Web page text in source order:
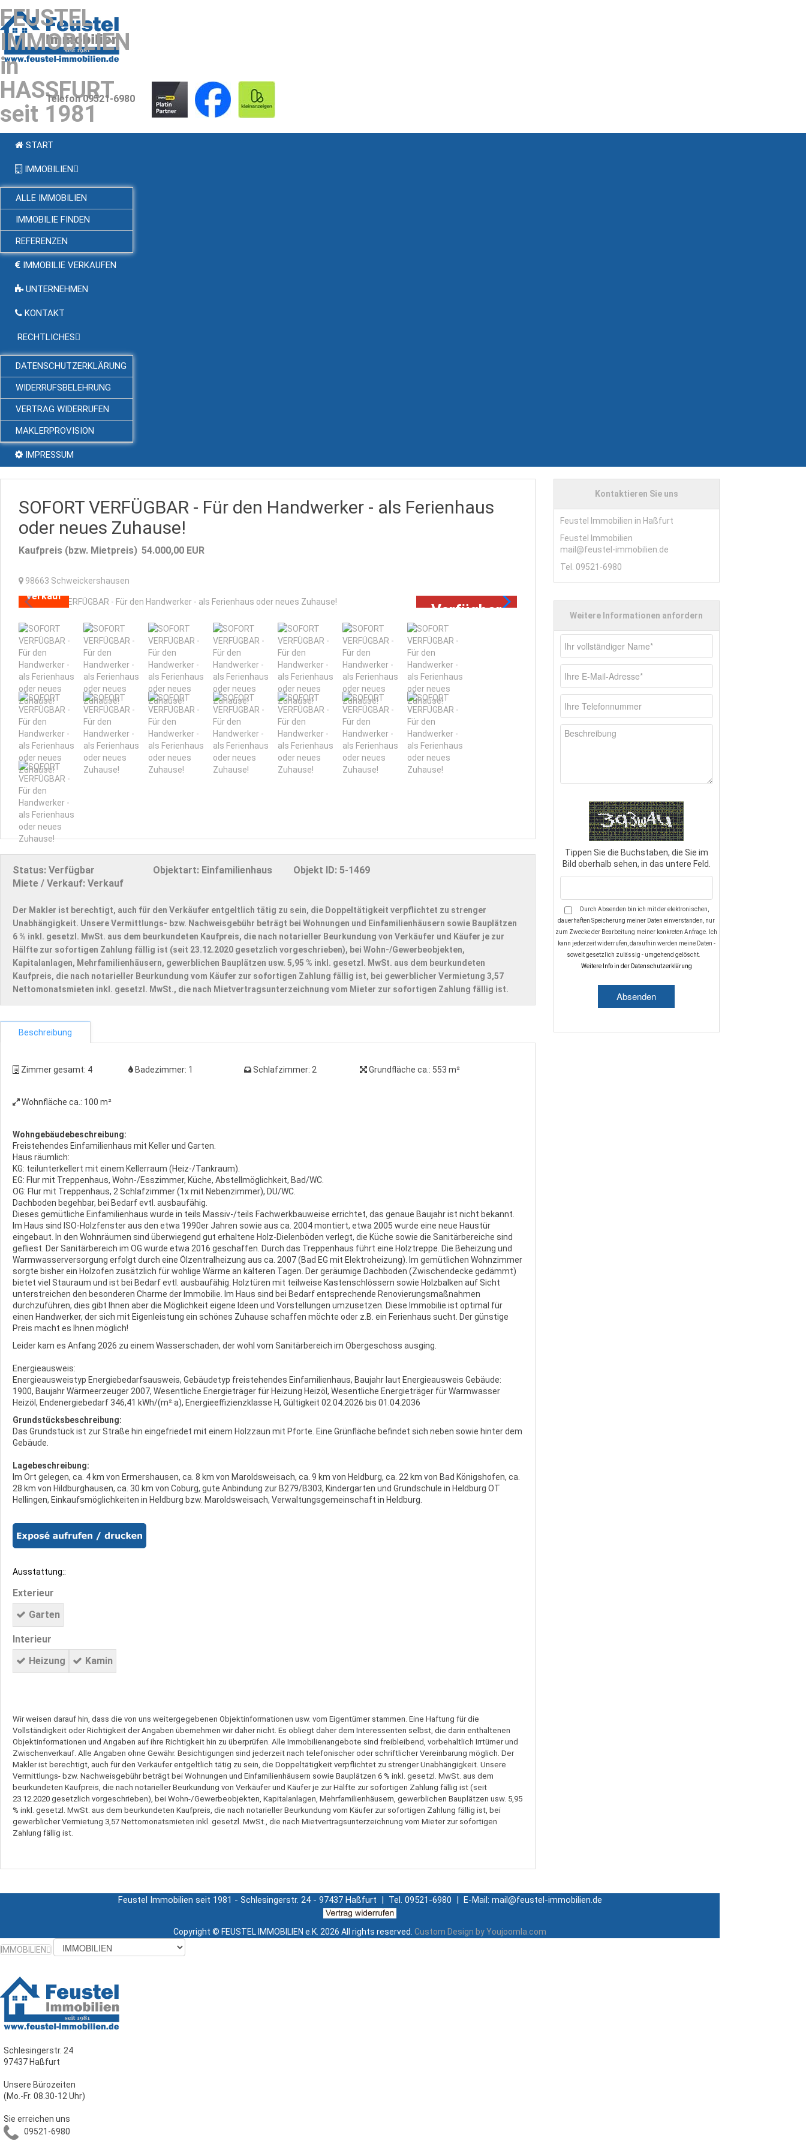
FEUSTEL
IMMOBILIEN
in
HASSFURT
seit 1981
Telefon 09521-6980
START
IMMOBILIEN
ALLE IMMOBILIEN
IMMOBILIE FINDEN
REFERENZEN
IMMOBILIE VERKAUFEN
UNTERNEHMEN
KONTAKT
RECHTLICHES
DATENSCHUTZERKLÄRUNG
WIDERRUFSBELEHRUNG
VERTRAG WIDERRUFEN
MAKLERPROVISION
IMPRESSUM
SOFORT VERFÜGBAR - Für den Handwerker - als Ferienhaus
oder neues Zuhause!
Kaufpreis (bzw. Mietpreis) 54.000,00 EUR
98663 Schweickershausen
Verkauf
Verfügbar
Status: Verfügbar Objektart: Einfamilienhaus Objekt ID: 5-1469
Miete / Verkauf: Verkauf
Der Makler ist berechtigt, auch für den Verkäufer entgeltlich tätig zu sein, die Doppeltätigkeit verpflichtet zu strenger
Unabhängigkeit. Unsere Vermittlungs- bzw. Nachweisgebühr beträgt bei Wohnungen und Einfamilienhäusern sowie Bauplätzen
6 % inkl. gesetzl. MwSt. aus dem beurkundeten Kaufpreis, die nach notarieller Beurkundung von Verkäufer und Käufer je zur
Hälfte zur sofortigen Zahlung fällig ist (seit 23.12.2020 gesetzlich vorgeschrieben), bei Wohn-/Gewerbeobjekten,
Kapitalanlagen, Mehrfamilienhäusern, gewerblichen Bauplätzen usw. 5,95 % inkl. gesetzl. MwSt. aus dem beurkundeten
Kaufpreis, die nach notarieller Beurkundung vom Käufer zur sofortigen Zahlung fällig ist, bei gewerblicher Vermietung 3,57
Nettomonatsmieten inkl. gesetzl. MwSt., die nach Mietvertragsunterzeichnung vom Mieter zur sofortigen Zahlung fällig ist.
Beschreibung
Zimmer gesamt: 4 Badezimmer: 1 Schlafzimmer: 2 Grundfläche ca.: 553 m²
Wohnfläche ca.: 100 m²
Wohngebäudebeschreibung:
Freistehendes Einfamilienhaus mit Keller und Garten.
Haus räumlich:
KG: teilunterkellert mit einem Kellerraum (Heiz-/Tankraum).
EG: Flur mit Treppenhaus, Wohn-/Esszimmer, Küche, Abstellmöglichkeit, Bad/WC.
OG: Flur mit Treppenhaus, 2 Schlafzimmer (1x mit Nebenzimmer), DU/WC.
Dachboden begehbar, bei Bedarf evtl. ausbaufähig.
Dieses gemütliche Einfamilienhaus wurde in teils Massiv-/teils Fachwerkbauweise errichtet, das genaue Baujahr ist nicht bekannt.
Im Haus sind ISO-Holzfenster aus den etwa 1990er Jahren sowie aus ca. 2004 montiert, etwa 2005 wurde eine neue Haustür
eingebaut. In den Wohnräumen sind überwiegend gut erhaltene Holz-Dielenböden verlegt, die Küche sowie die Sanitärbereiche sind
gefliest. Der Sanitärbereich im OG wurde etwa 2016 geschaffen. Durch das Treppenhaus führt eine Holztreppe. Die Beheizung und
Warmwasserversorgung erfolgt durch eine Ölzentralheizung aus ca. 2007 (Bad EG mit Elektroheizung). Im gemütlichen Wohnzimmer
sorgte bisher ein Holzofen zusätzlich für wohlige Wärme an kälteren Tagen. Der geräumige Dachboden (Zwischendecke gedämmt)
bietet viel Stauraum und ist bei Bedarf evtl. ausbaufähig. Holztüren mit teilweise Kastenschlössern sowie Holzbalken auf Sicht
unterstreichen den besonderen Charme der Immobilie. Im Haus sind bei Bedarf entsprechende Renovierungsmaßnahmen
durchzuführen, dies gibt Ihnen aber die Möglichkeit eigene Ideen und Vorstellungen umzusetzen. Diese Immobilie ist optimal für
einen Handwerker, der sich mit Eigenleistung ein schönes Zuhause schaffen möchte oder z.B. ein Ferienhaus sucht. Der günstige
Preis macht es Ihnen möglich!
Leider kam es Anfang 2026 zu einem Wasserschaden, der wohl vom Sanitärbereich im Obergeschoss ausging.
Energieausweis:
Energieausweistyp Energiebedarfsausweis, Gebäudetyp freistehendes Einfamilienhaus, Baujahr laut Energieausweis Gebäude:
1900, Baujahr Wärmeerzeuger 2007, Wesentliche Energieträger für Heizung Heizöl, Wesentliche Energieträger für Warmwasser
Heizöl, Endenergiebedarf 346,41 kWh/(m²·a), Energieeffizienzklasse H, Gültigkeit 02.04.2026 bis 01.04.2036
Grundstücksbeschreibung:
Das Grundstück ist zur Straße hin eingefriedet mit einem Holzzaun mit Pforte. Eine Grünfläche befindet sich neben sowie hinter dem
Gebäude.
Lagebeschreibung:
Im Ort gelegen, ca. 4 km von Ermershausen, ca. 8 km von Maroldsweisach, ca. 9 km von Heldburg, ca. 22 km von Bad Königshofen, ca.
28 km von Hildburghausen, ca. 30 km von Coburg, gute Anbindung zur B279/B303, Kindergarten und Grundschule in Heldburg OT
Hellingen, Einkaufsmöglichkeiten in Heldburg bzw. Maroldsweisach, Verwaltungsgemeinschaft in Heldburg.
Ausstattung::
Exterieur
Garten
Interieur
Heizung
Kamin
Wir weisen darauf hin, dass die von uns weitergegebenen Objektinformationen usw. vom Eigentümer stammen. Eine Haftung für die
Vollständigkeit oder Richtigkeit der Angaben übernehmen wir daher nicht. Es obliegt daher dem Interessenten selbst, die darin enthaltenen
Objektinformationen und Angaben auf ihre Richtigkeit hin zu überprüfen. Alle Immobilienangebote sind freibleibend, vorbehaltlich Irrtümer und
Zwischenverkauf. Alle Angaben ohne Gewähr. Besichtigungen sind jederzeit nach telefonischer oder schriftlicher Vereinbarung möglich. Der
Makler ist berechtigt, auch für den Verkäufer entgeltlich tätig zu sein, die Doppeltätigkeit verpflichtet zu strenger Unabhängigkeit. Unsere
Vermittlungs- bzw. Nachweisgebühr beträgt bei Wohnungen und Einfamilienhäusern sowie Bauplätzen 6 % inkl. gesetzl. MwSt. aus dem
beurkundeten Kaufpreis, die nach notarieller Beurkundung von Verkäufer und Käufer je zur Hälfte zur sofortigen Zahlung fällig ist (seit
23.12.2020 gesetzlich vorgeschrieben), bei Wohn-/Gewerbeobjekten, Kapitalanlagen, Mehrfamilienhäusern, gewerblichen Bauplätzen usw. 5,95
% inkl. gesetzl. MwSt. aus dem beurkundeten Kaufpreis, die nach notarieller Beurkundung vom Käufer zur sofortigen Zahlung fällig ist, bei
gewerblicher Vermietung 3,57 Nettomonatsmieten inkl. gesetzl. MwSt., die nach Mietvertragsunterzeichnung vom Mieter zur sofortigen
Zahlung fällig ist.
Kontaktieren Sie uns
Feustel Immobilien in Haßfurt
Feustel Immobilien
mail@feustel-immobilien.de
Tel. 09521-6980
Weitere Informationen anfordern
Tippen Sie die Buchstaben, die Sie im
Bild oberhalb sehen, in das untere Feld.
Durch Absenden bin ich mit der elektronischen,
dauerhaften Speicherung meiner Daten einverstanden, nur
zum Zwecke der Bearbeitung meiner konkreten Anfrage. Ich
kann jederzeit widerrufen, daraufhin werden meine Daten -
soweit gesetzlich zulässig - umgehend gelöscht.
Weitere Info in der Datenschutzerklärung
Feustel Immobilien seit 1981 - Schlesingerstr. 24 - 97437 Haßfurt | Tel. 09521-6980 | E-Mail: mail@feustel-immobilien.de
Copyright © FEUSTEL IMMOBILIEN e.K. 2026 All rights reserved. Custom Design by Youjoomla.com
IMMOBILIEN
Schlesingerstr. 24
97437 Haßfurt
Unsere Bürozeiten
(Mo.-Fr. 08.30-12 Uhr)
Sie erreichen uns
09521-6980